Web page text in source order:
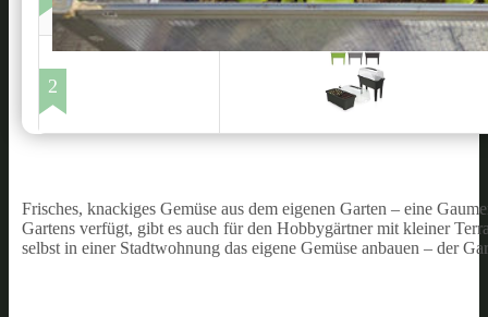
2
Frisches, knackiges Gemüse aus dem eigenen Garten – eine
Gartens verfügt, gibt es auch für den Hobbygärtner mit kleiner
selbst in einer Stadtwohnung das eigene Gemüse anbauen – der